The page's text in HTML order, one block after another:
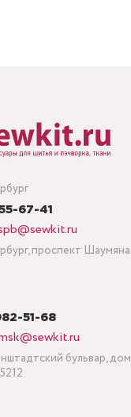
67-41
проспект Шаумяна,
51-68
бульвар,